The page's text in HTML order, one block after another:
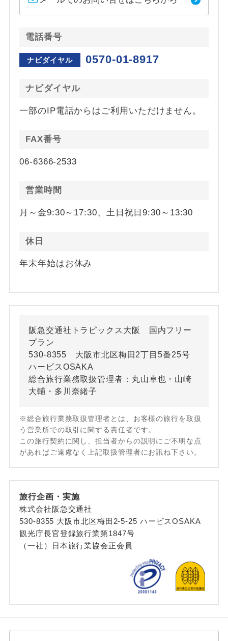
電話番号
ナビダイヤル 0570-01-8917
ナビダイヤル
一部のIP電話からはご利用いただけません。
FAX番号
06-6366-2533
営業時間
月～金9:30～17:30、土日祝日9:30～13:30
休日
年末年始はお休み
阪急交通社トラピックス大阪 国内フリー
プラン
530-8355 大阪市北区梅田2丁目5番25号
ハービスOSAKA
総合旅行業務取扱管理者：丸山卓也・山崎
大輔・多川奈緒子
※総合旅行業務取扱管理者とは、お客様の旅行を取扱
う営業所での取引に関する責任者です。
この旅行契約に関し、担当者からの説明にご不明な点
があればご遠慮なく上記取扱管理者にお訊ね下さい。
旅行企画・実施
株式会社阪急交通社
530-8355 大阪市北区梅田2-5-25 ハービスOSAKA
観光庁長官登録旅行業第1847号
（一社）日本旅行業協会正会員